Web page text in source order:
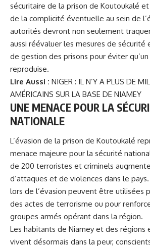
sécuritaire de la prison de Koutoukalé
de la complicité éventuelle au sein de
autorités devront non seulement
aussi réévaluer les mesures de
de gestion des prisons pour éviter
reproduise.
Lire Aussi : NIGER : IL N’Y A PLUS DE
AMÉRICAINS SUR LA BASE DE NIAMEY
UNE MENACE POUR LA
NATIONALE
L’évasion de la prison de Koutoukalé
menace majeure pour la sécurité
de 200 terroristes et criminels
d’attaques et de violences dans le
lors de l’évasion peuvent être utilisées
des actes de terrorisme ou pour
groupes armés opérant dans la région.
Les habitants de Niamey et des régions
vivent désormais dans la peur,